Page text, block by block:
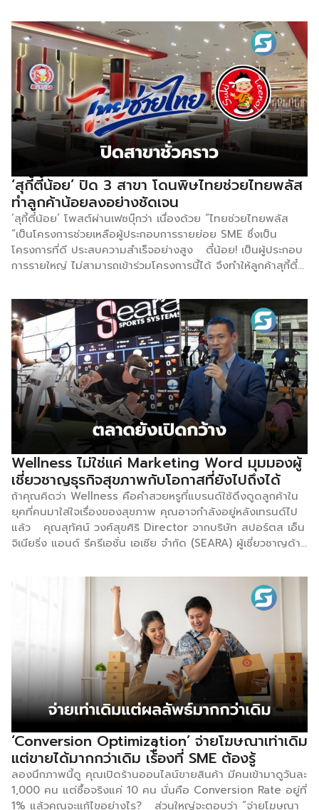
วัตถุดิบ แค่คิดก็ปวดหัวแล้ว แน่นอนว่าในโลกยุคปัจจุบันที่รอช้า
ไม่ได้ การมีตัวช่วยสำเร็จเข้ามาแก้ไขให้ธุรกิจดำเนินไปอย่างคล่อง
ตัว คงเป็นเรื่องที่ดีไม่ใช่น้อย เช่นเดียวกัน เราเคยได้ยินร้านอาหาร
หัวปลาช่องนนทรีที่อยู่มานาน มาวันนี้ธุรกิจได้ขยายบริการไปสู่
แบรนด์ติดตู้ที่พร้อมจะเข้ามาช่วยผู้ประกอบการในธุรกิจร้านอาหาร
ลดต้นทุน แต่ยังคงมาตรฐานอาหารก่อนเสิร์ฟได้คงที่ทุกจานที่ทำ
ออกไป Smart SME มีโอกาสพูดคุยกับคุณอัศวิน ลิมป์รัต
นกาญจน์ ผู้บริหารร้านหัวปลาช่องนนทรี ที่วันนี้แตกไลน์ธุรกิจมา
ทำแบรนด์ “ติดตู้” โดยเจ้าตัวเล่าถึงเรื่องนี้ว่า สำหรับ ติดตู้ by
หัวปลาช่องนนทรี เป็นแบรนด์คืออาหารพร้อมปรุงสำหรับผู้
ประกอบการ ร้านอาหาร ผับ บาร์ คาเฟ่ หรือลูกค้าที่อยากซื้อ
อาหารกลับไปทำที่บ้าน โดยเมนูอาหารที่จำหน่ายมีความหลากหลาย
เช่น ปูผัดผงกะหรี่, ปลากะพงทอดราดน้ำปลา, ต้มยำกุ้ง, ต้มยำ
ปลาเก๋า, ไก่ห่อใบเตย, หมูสเต๊ะ เหล่าสามารถนำกลับไปปรุงเป็น
อาหารได้เลย เมื่อพูดถึงอาหารพร้อมปรุง หลายคนอาจมี
ความกังวลกับเรื่องรสชาติของอาหารว่าจะออกมาอร่อยเหมือนกับ
ทำจริง ๆ หรือไม่ เรื่องนี้ทางติดตู้ได้ใช้นวัตกรรมการแช่แข็งที่คง
‘สุกี้ตี๋น้อย’ ปิด 3 สาขา โดนพิษไทยช่วยไทยพลัส
ทำลูกค้าน้อยลงอย่างชัดเจน
‘สุกี้ตี๋น้อย’ โพสต์ผ่านเฟซบุ๊กว่า เนื่องด้วย “ไทยช่วยไทยพลัส
“เป็นโครงการช่วยเหลือผู้ประกอบการรายย่อย SME ซึ่งเป็น
โครงการที่ดี ประสบความสำเร็จอย่างสูง ตี๋น้อย! เป็นผู้ประกอบ
การรายใหญ่ ไม่สามารถเข้าร่วมโครงการนี้ได้ จึงทำให้ลูกค้าสุกี้ตี๋
ปิดปรับปรุงสาขาที่เปิดมาเกิน 6 ปี จำนวน 3 สาขา ดังนี้ สาขา
ลำลูกกา คลอง 2 ปิดปรับปรุงตั้งแต่ 9 มิ.ย. 69 สาขาเดอะเซ้นส์
ปิ่นเกล้า ปิดปรับปรุงตั้งแต่ 17 มิ.ย. 69 สาขาลาดพร้าว-วังหิน
ปิดปรับปรุงตั้งแต่ 23 มิ.ย. 69 เตรียมพบโฉมใหม่ทั้ง 3 สาขา
เดือน ต.ค. 69 หลังจบโครงการ ไทยช่วยไทย พลัส การ
ประกาศของสุกี้ตี๋น้อยสะท้อนถึง กลยุทธ์การพลิกวิกฤตให้เป็น
โอกาส […]
Wellness ไม่ใช่แค่ Marketing Word มุมมองผู้
เชี่ยวชาญธุรกิจสุขภาพกับโอกาสที่ยังไปถึงได้
ถ้าคุณคิดว่า Wellness คือคำสวยหรูที่แบรนด์ใช้ดึงดูดลูกค้าใน
ยุคที่คนมาใส่ใจเรื่องของสุขภาพ คุณอาจกำลังอยู่หลังเทรนด์ไป
แล้ว คุณสุทัศน์ วงศ์สุขศิริ Director จากบริษัท สปอร์ตส เอ็น
จิเนียริ่ง แอนด์ รีครีเอชั่น เอเซีย จำกัด (SEARA) ผู้เชี่ยวชาญด้าน
ตลาด Wellness ของไทยกำลังเปลี่ยนโฉม และยังมีพื้นที่ “น่าน
น้ำสีฟ้า” รอผู้ประกอบการที่เข้าใจอยู่อีกมาก เมื่อถามถึง
ทิศทางของตลาดสุขภาพในไทย คุณสุทัศน์ตอบตรงไปตรงมาว่า
คำที่ผู้ประกอบการทุกคนต้องเข้าใจให้ลึกกว่าเดิมในวันนี้มีอยู่สอง
คำ คือ “Wellness” และ “Longevity” ถ้าวันนี้ผู้ประกอบการยัง
ไม่สามารถตีความหมายของคำว่า Wellness ได้อย่างลึกซึ้ง ผม
คิดว่าอาจจะไม่เพียงพอต่อการส่งมอบบริการครับ ความต่าง
ระหว่าง “สุขภาพ” กับ “สุขภาวะ” ไม่ใช่แค่เรื่องของคำศัพท์ แต่
หมายถึงระดับของการส่งมอบคุณค่าที่ลึกกว่าเดิมอย่างมีนัย
สำคัญ Wellness ในความหมายที่คุณสุทัศน์พูดถึง ไม่ใช่การออก
กำลังกายเพื่อให้ร่างกายแข็งแรงเพียงอย่างเดียว แต่รวมถึงระบบ
ฟื้นฟู ความเป็นอยู่ที่ดีทางจิตใจ และการวัดผลได้จริง
“Wellness และ Longevity […]
‘Conversion Optimization’ จ่ายโฆษณาเท่าเดิม
แต่ขายได้มากกว่าเดิม เร้ื่องที่ SME ต้องรู้
ลองนึกภาพนี้ดู คุณเปิดร้านออนไลน์ขายสินค้า มีคนเข้ามาดูวันละ
1,000 คน แต่ซื้อจริงแค่ 10 คน นั่นคือ Conversion Rate อยู่ที่
1% แล้วคุณจะแก้ไขอย่างไร? ส่วนใหญ่จะตอบว่า “จ่ายโฆษณา